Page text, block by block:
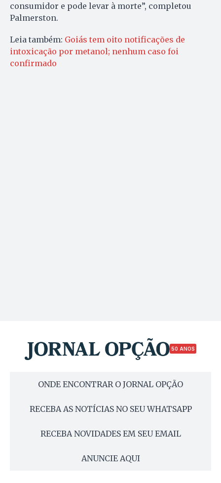
consumidor e pode levar à morte”, completou
Palmerston.
Leia também: Goiás tem oito notificações de
intoxicação por metanol; nenhum caso foi
confirmado
50 ANOS
ONDE ENCONTRAR O JORNAL OPÇÃO
RECEBA AS NOTÍCIAS NO SEU WHATSAPP
RECEBA NOVIDADES EM SEU EMAIL
ANUNCIE AQUI